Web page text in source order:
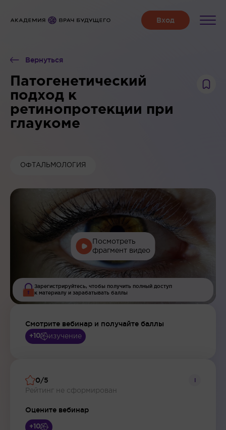
Вернуться
Патогенетический
подход к
ретинопротекции при
глаукоме
ОФТАЛЬМОЛОГИЯ
Посмотреть
фрагмент видео
Зарегистрируйтесь, чтобы получить полный доступ
к материалу и зарабатывать баллы
Смотрите вебинар и получайте баллы
+10 изучение
0/5
Рейтинг не сформирован
i
Оцените вебинар
+10